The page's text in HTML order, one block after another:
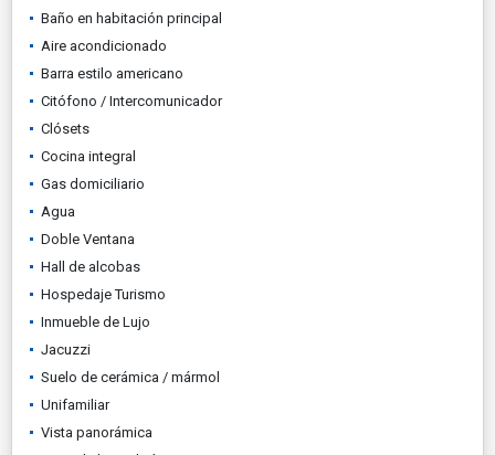
Baño en habitación principal
Aire acondicionado
Barra estilo americano
Citófono / Intercomunicador
Clósets
Cocina integral
Gas domiciliario
Agua
Doble Ventana
Hall de alcobas
Hospedaje Turismo
Inmueble de Lujo
Jacuzzi
Suelo de cerámica / mármol
Unifamiliar
Vista panorámica